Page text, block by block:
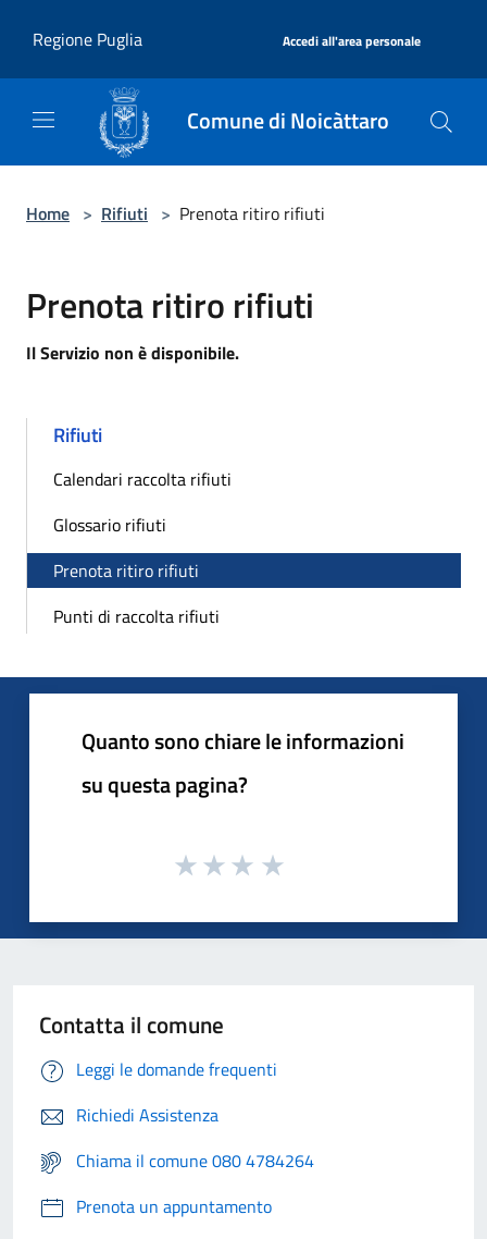
Regione Puglia
Accedi all'area personale
Comune di Noicàttaro
Home > Rifiuti > Prenota ritiro rifiuti
Prenota ritiro rifiuti
Il Servizio non è disponibile.
Rifiuti
Calendari raccolta rifiuti
Glossario rifiuti
Prenota ritiro rifiuti
Punti di raccolta rifiuti
Quanto sono chiare le informazioni
su questa pagina?
Contatta il comune
Leggi le domande frequenti
Richiedi Assistenza
Chiama il comune 080 4784264
Prenota un appuntamento